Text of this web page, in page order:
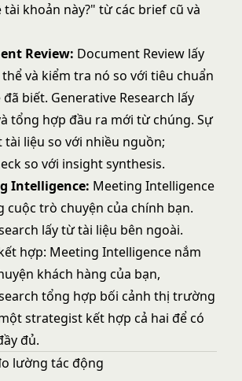
tài khoản này?" từ các brief cũ và
Review: Document Review lấy
và kiểm tra nó so với tiêu chuẩn
biết. Generative Research lấy
tổng hợp đầu ra mới từ chúng. Sự
tài liệu so với nhiều nguồn;
so với insight synthesis.
Intelligence: Meeting Intelligence
cuộc trò chuyện của chính bạn.
lấy từ tài liệu bên ngoài.
hợp: Meeting Intelligence nắm
khách hàng của bạn,
tổng hợp bối cảnh thị trường
strategist kết hợp cả hai để có
đủ.
lường tác động